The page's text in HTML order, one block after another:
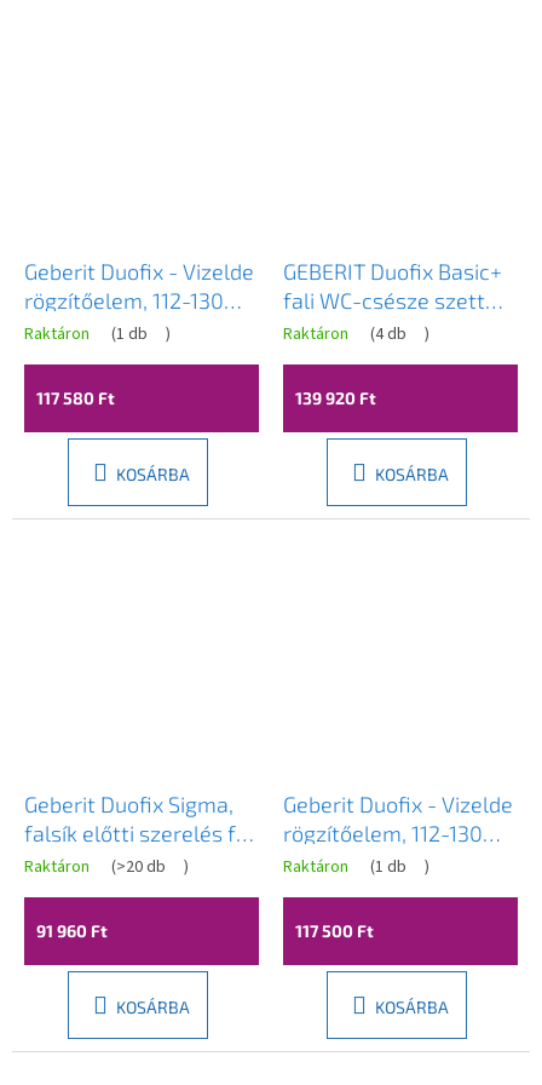
Geberit Duofix - Vizelde
rögzítőelem, 112-130
cm, univerzális, rejtett
piszoár
öblítésvezérléshez
Raktáron (1 db )
117 580 Ft
KOSÁRBA
GEBERIT Duofix Basic+
fali WC-csésze szett
Erga Mery+ 51x36 cm +
WC-ülőke + öblítőgomb,
fehér, GEBERIT-MERY-
Raktáron (4 db )
139 920 Ft
KOSÁRBA
Geberit Duofix Sigma,
falsík előtti szerelés fali
WC-hez, magasság 1,12
m, 111.300.00.6
Raktáron (>20 db )
91 960 Ft
KOSÁRBA
Geberit Duofix - Vizelde
rögzítőelem, 112-130
cm, univerzális, rejtett
piszoár
öblítésvezérléshez,
Raktáron (1 db )
117 500 Ft
KOSÁRBA